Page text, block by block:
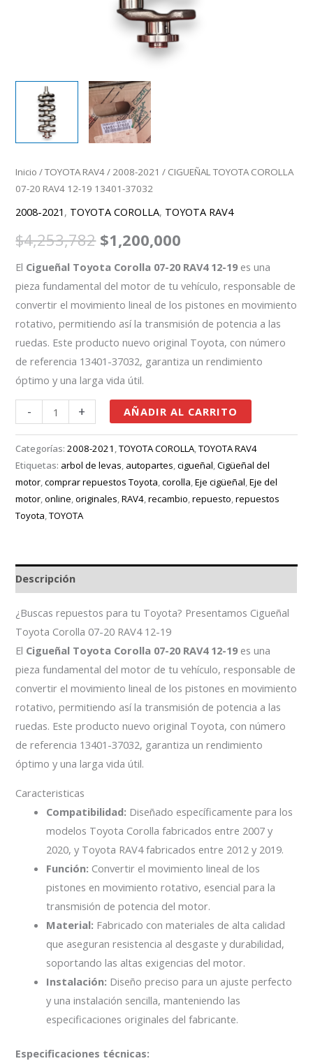
Inicio /TOYOTA RAV4/ 2008-2021 / CIGUEÑAL TOYOTA COROLLA
07-20 RAV4 12-19 13401-37032
2008-2021 , TOYOTA COROLLA, TOYOTA RAV4
$4,253,782 $1,200,000
El Cigueñal Toyota Corolla 07-20 RAV4 12-19es una
pieza fundamental del motor de tu vehículo, responsable de
convertir el movimiento lineal de los pistones en movimiento
rotativo, permitiendo así la transmisión de potencia a las
ruedas. Este producto nuevo original Toyota, con número
de referencia 13401-37032, garantiza un rendimiento
óptimo y una larga vida útil.
- + AÑADIR AL CARRITO
Categorías:2008-2021 ,TOYOTA COROLLA ,TOYOTA RAV4
Etiquetas: arbol de levas autopartes ,cigueñal ,Cigüeñal del
motor ,comprar repuestos Toyota ,corolla ,Eje cigüeñal ,Eje del
motor ,online ,originales ,RAV4 ,recambio ,repuesto ,repuestos
Toyota ,TOYOTA
Descripción
¿Buscas repuestos para tu Toyota? Presentamos Cigueñal
Toyota Corolla 07-20 RAV4 12-19
El Cigueñal Toyota Corolla 07-20 RAV4 12-19es una
pieza fundamental del motor de tu vehículo, responsable de
convertir el movimiento lineal de los pistones en movimiento
rotativo, permitiendo así la transmisión de potencia a las
ruedas. Este producto nuevo original Toyota, con número
de referencia 13401-37032, garantiza un rendimiento
óptimo y una larga vida útil.
Caracteristicas
Compatibilidad: Diseñado específicamente para los
modelos Toyota Corolla fabricados entre 2007 y
2020, y Toyota RAV4 fabricados entre 2012 y 2019.
Función: Convertir el movimiento lineal de los
pistones en movimiento rotativo, esencial para la
transmisión de potencia del motor.
Material: Fabricado con materiales de alta calidad
que aseguran resistencia al desgaste y durabilidad,
soportando las altas exigencias del motor.
Instalación: Diseño preciso para un ajuste perfecto
y una instalación sencilla, manteniendo las
especificaciones originales del fabricante.
Especificaciones técnicas: